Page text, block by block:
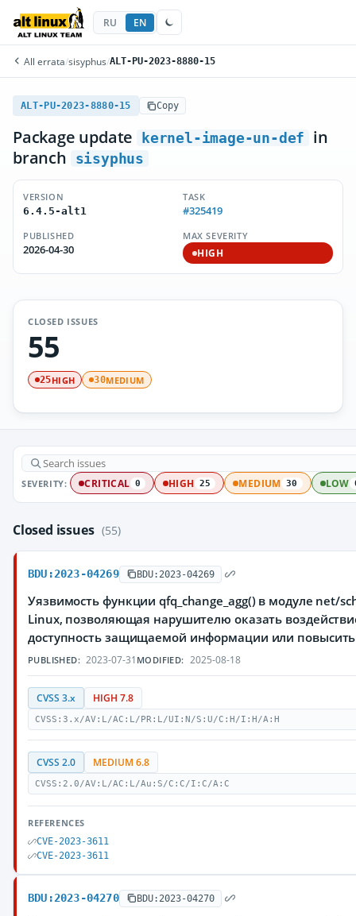
RU EN
All errata/sisyphus/ALT-PU-2023-8880-15
ALT-PU-2023-8880-15 Copy
Package update kernel-image-un-def
in
branch
sisyphus
VERSION
6.4.5-alt1
TASK
#325419
PUBLISHED
2026-04-30
MAX SEVERITY
HIGH
CLOSED ISSUES
55
25HIGH 30MEDIUM
SEVERITY: CRITICAL 0 HIGH 25 MEDIUM 30 LOW
Closed issues (55)
BDU:2023-04269 BDU:2023-04269
Уязвимость функции qfq_change_agg() в модуле net/
Linux, позволяющая нарушителю оказать
доступность защищаемой информации или повысить
PUBLISHED: 2023-07-31 MODIFIED: 2025-08-18
CVSS 3.x HIGH 7.8
CVSS:3.x/AV:L/AC:L/PR:L/UI:N/S:U/C:H/I:H/A:H
CVSS 2.0 MEDIUM 6.8
CVSS:2.0/AV:L/AC:L/Au:S/C:C/I:C/A:C
REFERENCES
CVE-2023-3611
CVE-2023-3611
BDU:2023-04270 BDU:2023-04270